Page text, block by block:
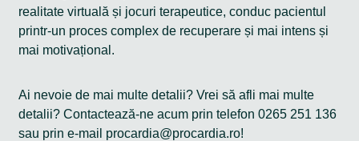
realitate virtuală și jocuri terapeutice, conduc pacientul
printr-un proces complex de recuperare și mai intens și
mai motivațional.
Ai nevoie de mai multe detalii? Vrei să afli mai multe
detalii? Contactează-ne acum prin telefon 0265 251 136
sau prin e-mail procardia@procardia.ro!